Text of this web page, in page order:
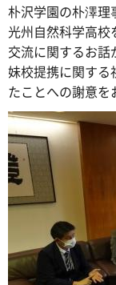
朴沢学園の朴澤理
光州自然科学高
交流に関するお
妹校提携に関する
たことへの謝意を